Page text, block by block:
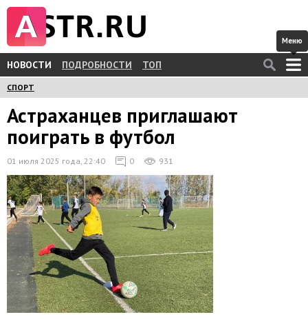
НОВОСТИ ПОДРОБНОСТИ ТОП
Меню
СПОРТ
Астраханцев приглашают
поиграть в футбол
01 июля 2025 года, 22:40 0 931